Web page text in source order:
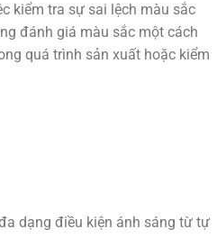
kiểm tra sự sai lệch màu sắc
đánh giá màu sắc một cách
quá trình sản xuất hoặc kiểm
đa dạng điều kiện ánh sáng từ tự